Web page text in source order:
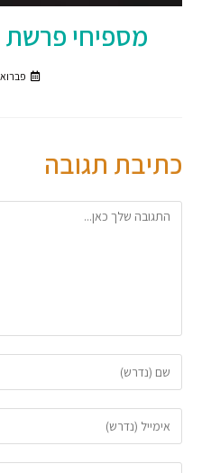
מספיחי פרשת NSO – חלק III
פברואר 23,
כתיבת תגובה